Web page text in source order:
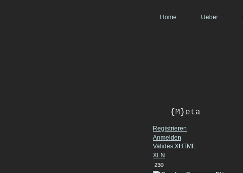
Home Ueber
{M}eta
Registrieren
Anmelden
Valides XHTML
XFN
230